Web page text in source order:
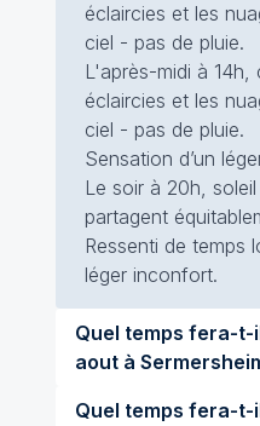
éclaircies et les
ciel - pas de pluie.
L'après-midi à
éclaircies et les
ciel - pas de pluie.
Sensation d’un
Le soir à 20h,
partagent
Ressenti de temps
léger inconfort.
Quel temps fera-t-il
aout à
Quel temps fera-t-